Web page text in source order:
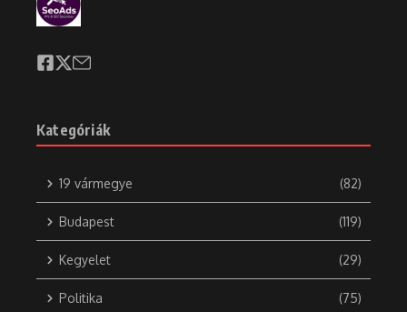
Kategóriák
19 vármegye (82)
Budapest (119)
Kegyelet (29)
Politika (75)